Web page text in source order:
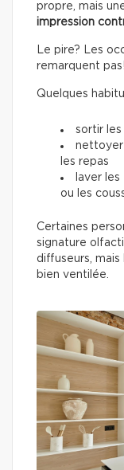
propre, mais
impression
Le pire? Les
remarquent pas!
Quelques
sortir
nettoyer
les repas
laver
ou les
Certaines
signature
diffuseurs,
bien ventilée.